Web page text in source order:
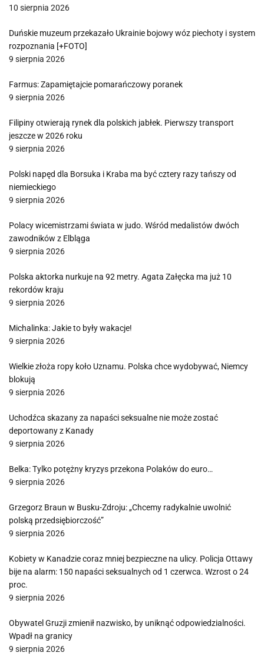
10 sierpnia 2026
Duńskie muzeum przekazało Ukrainie bojowy wóz piechoty i system
rozpoznania [+FOTO]
9 sierpnia 2026
Farmus: Zapamiętajcie pomarańczowy poranek
9 sierpnia 2026
Filipiny otwierają rynek dla polskich jabłek. Pierwszy transport
jeszcze w 2026 roku
9 sierpnia 2026
Polski napęd dla Borsuka i Kraba ma być cztery razy tańszy od
niemieckiego
9 sierpnia 2026
Polacy wicemistrzami świata w judo. Wśród medalistów dwóch
zawodników z Elbląga
9 sierpnia 2026
Polska aktorka nurkuje na 92 metry. Agata Załęcka ma już 10
rekordów kraju
9 sierpnia 2026
Michalinka: Jakie to były wakacje!
9 sierpnia 2026
Wielkie złoża ropy koło Uznamu. Polska chce wydobywać, Niemcy
blokują
9 sierpnia 2026
Uchodźca skazany za napaści seksualne nie może zostać
deportowany z Kanady
9 sierpnia 2026
Belka: Tylko potężny kryzys przekona Polaków do euro…
9 sierpnia 2026
Grzegorz Braun w Busku-Zdroju: „Chcemy radykalnie uwolnić
polską przedsiębiorczość”
9 sierpnia 2026
Kobiety w Kanadzie coraz mniej bezpieczne na ulicy. Policja Ottawy
bije na alarm: 150 napaści seksualnych od 1 czerwca. Wzrost o 24
proc.
9 sierpnia 2026
Obywatel Gruzji zmienił nazwisko, by uniknąć odpowiedzialności.
Wpadł na granicy
9 sierpnia 2026